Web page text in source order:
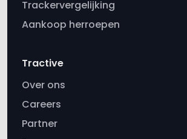
Tractive
Careers
Partner
Pers
Nieuwsbrief